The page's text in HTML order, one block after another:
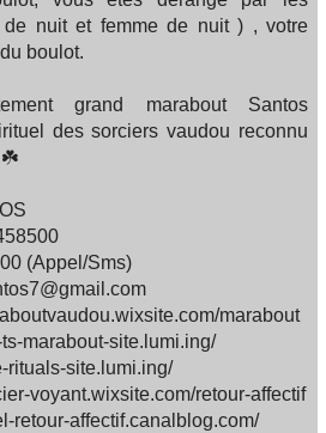
nuit et femme de nuit ) , votre
boulot.
grand marabout Santos
des sorciers vaudou reconnu
☘️
(Appel/Sms)
marabout
marabout-site.lumi.ing/
rituals-site.lumi.ing/
voyant.wixsite.com/retour-affectif
retour-affectif.canalblog.com/